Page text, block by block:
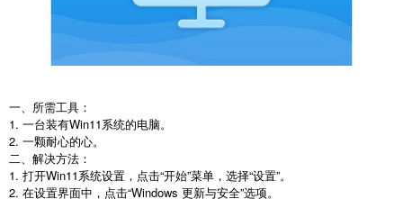
一、所需工具：
1. 一台装有Win11系统的电脑。
2. 一颗耐心的心。
二、解决方法：
1. 打开Win11系统设置，点击“开始”菜单，选择“设置”。
2. 在设置界面中，点击“Windows 更新与安全”选项。